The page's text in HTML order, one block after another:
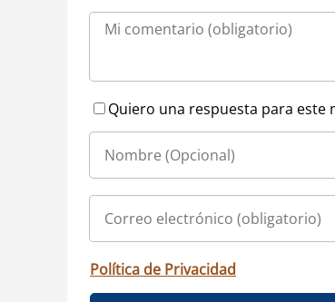
Quiero una respuesta para este
Política de Privacidad